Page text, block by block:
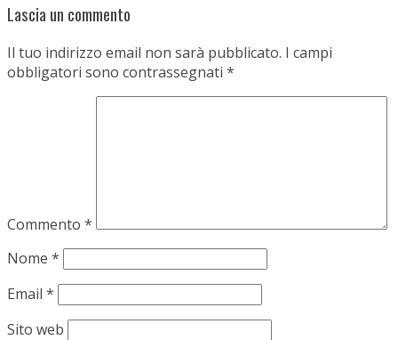
Lascia un commento
Il tuo indirizzo email non sarà pubblicato. I campi
obbligatori sono contrassegnati *
Commento *
Nome *
Email *
Sito web